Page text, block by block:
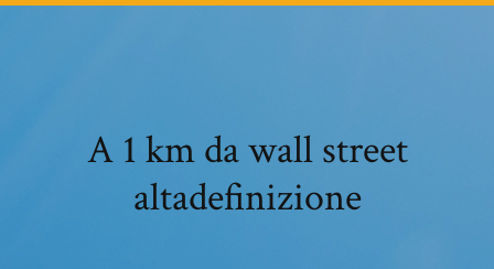
A 1 km da wall street
altadefinizione